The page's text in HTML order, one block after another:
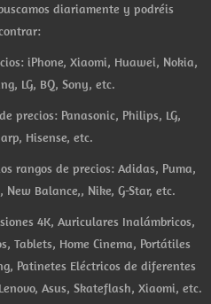
diariamente y podréis
iPhone, Xiaomi, Huawei, Nokia,
LG, BQ, Sony, etc.
precios: Panasonic, Philips, LG,
Hisense, etc.
rangos de precios: Adidas, Puma,
Balance,, Nike, G-Star, etc.
4K, Auriculares Inalámbricos,
Tablets, Home Cinema, Portátiles
Patinetes Eléctricos de diferentes
Asus, Skateflash, Xiaomi, etc.